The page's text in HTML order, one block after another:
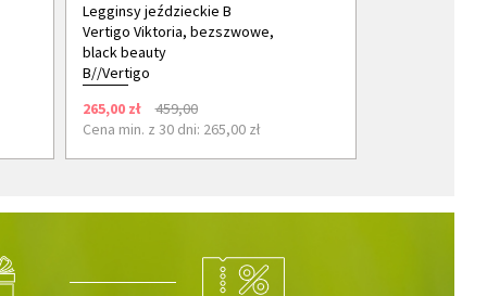
Legginsy jeździeckie B
Vertigo Viktoria, bezszwowe,
black beauty
B//Vertigo
265,00 zł
459,00
Cena min. z 30 dni: 265,00 zł